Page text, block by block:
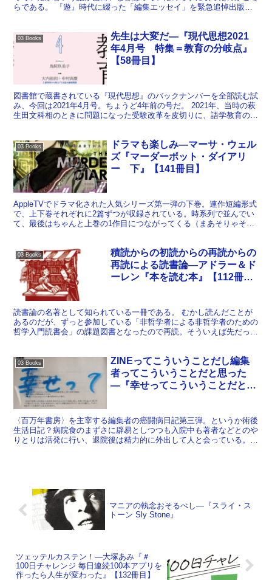
らである。 『遊』時代に綴った「編集エッセイ」を緊急追悼出版し
03 Books
先生は大変だ―『現代思想2021
年4月号 特集＝教育の分岐点』
【58冊目】
図書館で蔵書されている『現代思想』のバックナンバーを全部読む試
み、今回は2021年4月号。ちょうど4年前の号だ。 2021年、当時の萩
生田文科相のときに問題になった受験改革を皮切りに、語学教育の会
03 Books
ドラマも楽しみ―マーサ・ウェル
ズ『マーダーボット・ダイアリ
ー 下』【141冊目】
AppleTVでドラマ化された人気シリーズ第一弾の下巻。連作短編形式
で、上下巻それぞれに2篇ずつが収録されている。時系列で並んでい
て、最後はちゃんと上巻の1作目につながってくる（まあそりゃそう
03 Books
積読からの初読からの再読からの
再読による読書論―アドラー＆ド
ーレン『本を読む本』【112冊
読書論の名著として知られている一冊である。 むかし読んだことが
あるのだが、ずっと参加している「非哲学者による非哲学者のための
哲学入門読書会」の課題図書となったので再読。そういえば先だって
03 Books
ZINEってこういうことだし編集
者ってこういうことだと思った
―『幸せってこういうことだと思
〈百万年書房〉を主宰する編集者の癌闘病日記第三弾。というか術後
生活日記？病院食のまずさに辟易としつつも入院中も著者などとのや
りとりは活発に行い、退院後は精力的に外出して人と会っている。基
マニアの執念おそるべし―『スライ・ス
トーン Sly Stone』
ツェッテルカステン！―大塚あみ『＃
100日チャレンジ 毎日連続100本アプリを
作ったら人生が変わった』【132冊目】